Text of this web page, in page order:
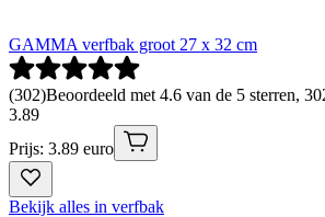
GAMMA verfbak groot 27 x 32 cm
(302)Beoordeeld met 4.6 van de 5 sterren,
3.89
Prijs: 3.89 euro
Bekijk alles in verfbak